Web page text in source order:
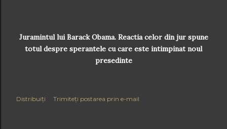
Juramintul lui Barack Obama. Reactia celor din jur spune
totul despre sperantele cu care este intimpinat noul
presedinte
Distribuiți Trimiteți postarea prin e-mail